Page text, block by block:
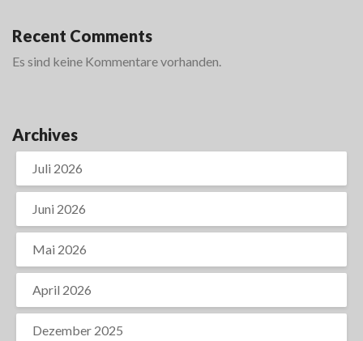
Recent Comments
Es sind keine Kommentare vorhanden.
Archives
Juli 2026
Juni 2026
Mai 2026
April 2026
Dezember 2025